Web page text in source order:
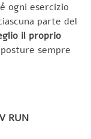
ogni esercizio
parte del
il proprio
sempre
RUN